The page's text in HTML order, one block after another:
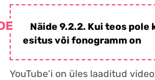
Näide 9.2.2. Kui teos pole
esitus või fonogramm on
YouTube’i on üles laaditud